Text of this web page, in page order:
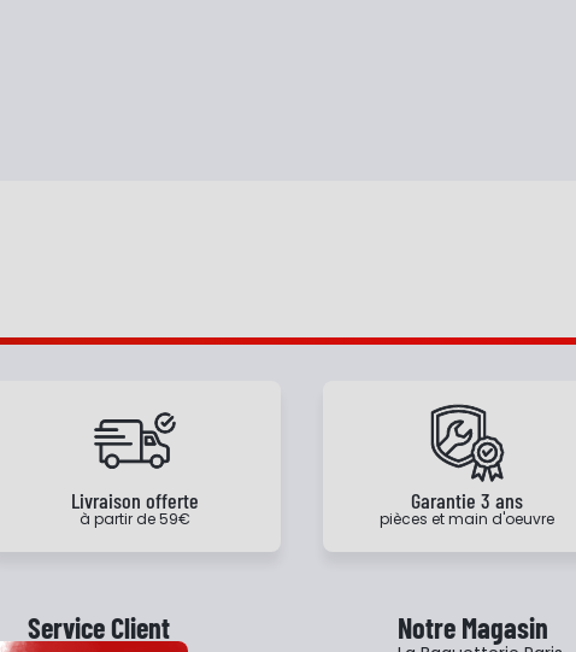
Livraison offerte
à partir de 59€
Garantie 3 ans
pièces et main d'oeuvre
Service Client Notre Magasin